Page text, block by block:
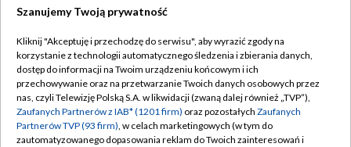
TVP
Abonament TVP
Emisja w TVP
Centrum informacji TVP
Regulamin TVP
Polityka prywatności
Moje zgody
Szanujemy Twoją prywatność
Kliknij "Akceptuję i przechodzę do serwisu", aby wyrazić zgody na
korzystanie z technologii automatycznego śledzenia i zbierania danych,
dostęp do informacji na Twoim urządzeniu końcowym i ich
przechowywanie oraz na przetwarzanie Twoich danych osobowych przez
nas, czyli Telewizję Polską S.A. w likwidacji (zwaną dalej również „TVP”),
Zaufanych Partnerów z IAB* (1201 firm) oraz pozostałych Zaufanych
Partnerów TVP (93 firm), w celach marketingowych (w tym do
zautomatyzowanego dopasowania reklam do Twoich zainteresowań i